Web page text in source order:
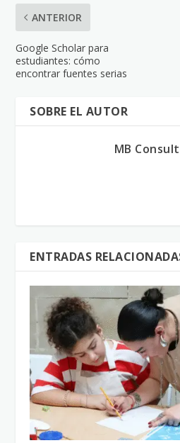
ANTERIOR
Google Scholar para
estudiantes: cómo
encontrar fuentes serias
SOBRE EL AUTOR
MB
ENTRADAS